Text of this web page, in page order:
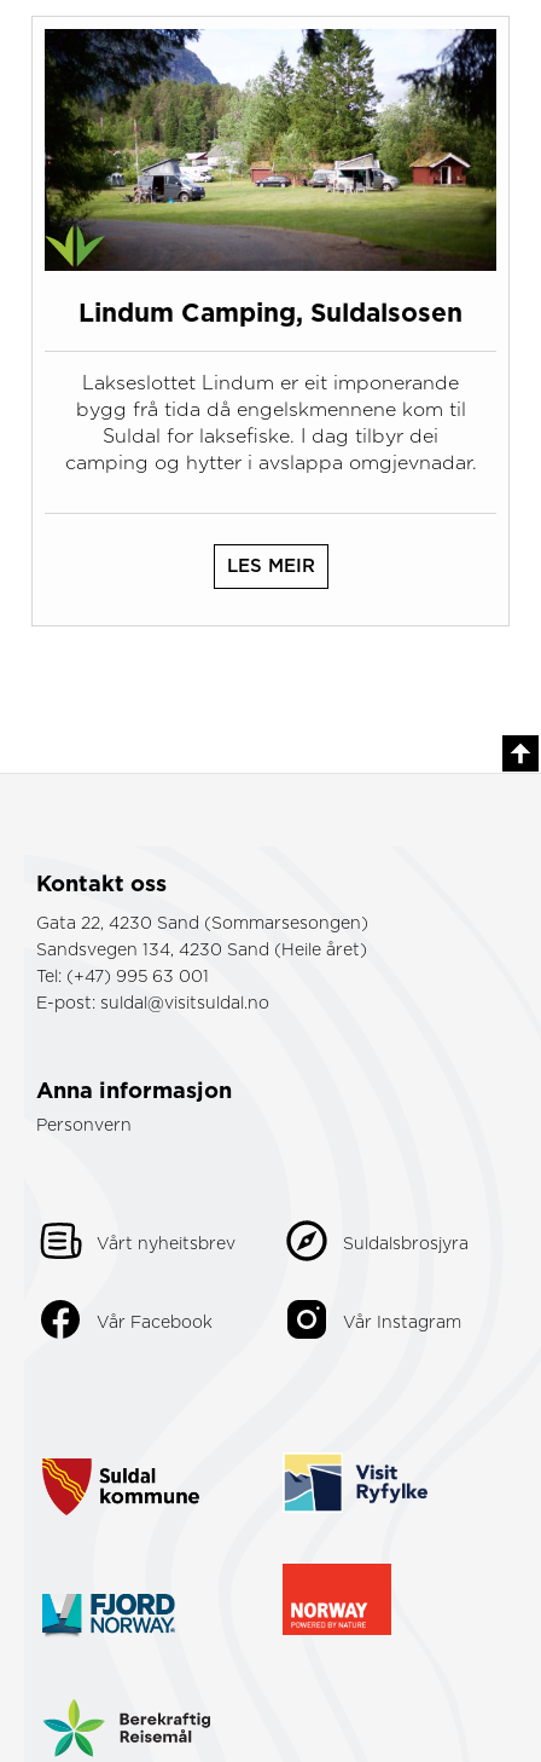
Lindum Camping, Suldalsosen
Lakseslottet Lindum er eit imponerande
bygg frå tida då engelskmennene kom til
Suldal for laksefiske. I dag tilbyr dei
camping og hytter i avslappa omgjevnadar.
LES MEIR
Kontakt oss
Gata 22, 4230 Sand (Sommarsesongen)
Sandsvegen 134, 4230 Sand (Heile året)
Tel: (+47) 995 63 001
E-post: suldal@visitsuldal.no
Anna informasjon
Personvern
Vårt nyheitsbrev Suldalsbrosjyra
Vår Facebook Vår Instagram